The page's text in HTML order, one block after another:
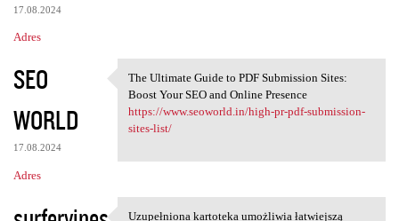
17.08.2024
Adres
SEO
WORLD
17.08.2024
Adres
The Ultimate Guide to PDF
The Ultimate Guide to PDF Submission Sites:
Boost Your SEO and Online Presence
https://www.seoworld.in/high-pr-pdf-submission-
sites-list/
Uzupełniona kartoteka umożliwia łatwiejszą